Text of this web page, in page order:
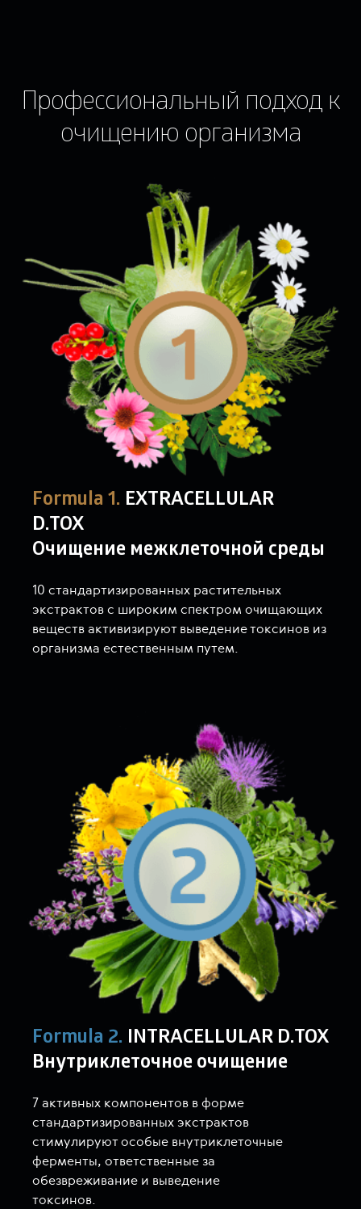
Профессиональный подход к
очищению организма
Formula 1. EXTRACELLULAR
D.TOX
Очищение межклеточной среды
10 стандартизированных растительных
экстрактов с широким спектром очищающих
веществ активизируют выведение токсинов из
организма естественным путем.
Formula 2. INTRACELLULAR D.TOX
Внутриклеточное очищение
7 активных компонентов в форме
стандартизированных экстрактов
стимулируют особые внутриклеточные
ферменты, ответственные за
обезвреживание и выведение
токсинов.